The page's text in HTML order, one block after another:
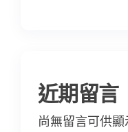
近期留言
尚無留言可供顯